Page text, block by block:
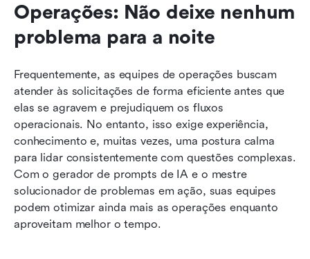
Operações: Não deixe nenhum
problema para a noite
Frequentemente, as equipes de operações buscam
atender às solicitações de forma eficiente antes que
elas se agravem e prejudiquem os fluxos
operacionais. No entanto, isso exige experiência,
conhecimento e, muitas vezes, uma postura calma
para lidar consistentemente com questões complexas.
Com o gerador de prompts de IA e o mestre
solucionador de problemas em ação, suas equipes
podem otimizar ainda mais as operações enquanto
aproveitam melhor o tempo.